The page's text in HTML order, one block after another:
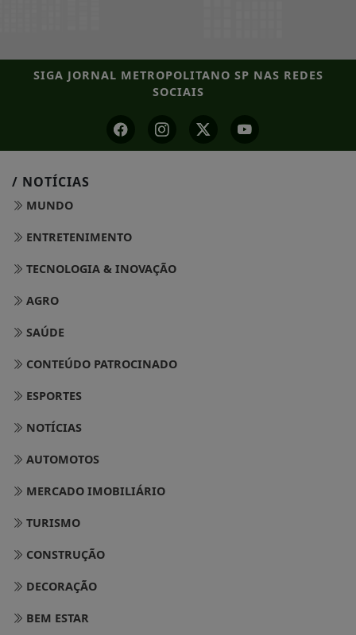
SIGA JORNAL METROPOLITANO SP NAS REDES
SOCIAIS
/ NOTÍCIAS
MUNDO
ENTRETENIMENTO
TECNOLOGIA & INOVAÇÃO
AGRO
SAÚDE
CONTEÚDO PATROCINADO
ESPORTES
NOTÍCIAS
AUTOMOTOS
MERCADO IMOBILIÁRIO
TURISMO
CONSTRUÇÃO
DECORAÇÃO
BEM ESTAR